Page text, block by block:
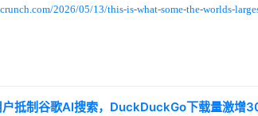
2026/05/13/this-is-what-some-the-worlds-
户抵制谷歌AI搜索，DuckDuckGo下载量激增